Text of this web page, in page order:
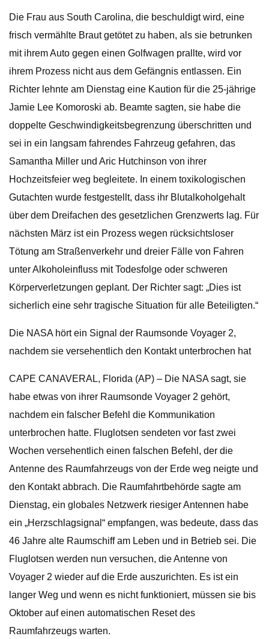
Die Frau aus South Carolina, die beschuldigt wird, eine
frisch vermählte Braut getötet zu haben, als sie betrunken
mit ihrem Auto gegen einen Golfwagen prallte, wird vor
ihrem Prozess nicht aus dem Gefängnis entlassen. Ein
Richter lehnte am Dienstag eine Kaution für die 25-jährige
Jamie Lee Komoroski ab. Beamte sagten, sie habe die
doppelte Geschwindigkeitsbegrenzung überschritten und
sei in ein langsam fahrendes Fahrzeug gefahren, das
Samantha Miller und Aric Hutchinson von ihrer
Hochzeitsfeier weg begleitete. In einem toxikologischen
Gutachten wurde festgestellt, dass ihr Blutalkoholgehalt
über dem Dreifachen des gesetzlichen Grenzwerts lag. Für
nächsten März ist ein Prozess wegen rücksichtsloser
Tötung am Straßenverkehr und dreier Fälle von Fahren
unter Alkoholeinfluss mit Todesfolge oder schweren
Körperverletzungen geplant. Der Richter sagt: „Dies ist
sicherlich eine sehr tragische Situation für alle Beteiligten.“
Die NASA hört ein Signal der Raumsonde Voyager 2,
nachdem sie versehentlich den Kontakt unterbrochen hat
CAPE CANAVERAL, Florida (AP) – Die NASA sagt, sie
habe etwas von ihrer Raumsonde Voyager 2 gehört,
nachdem ein falscher Befehl die Kommunikation
unterbrochen hatte. Fluglotsen sendeten vor fast zwei
Wochen versehentlich einen falschen Befehl, der die
Antenne des Raumfahrzeugs von der Erde weg neigte und
den Kontakt abbrach. Die Raumfahrtbehörde sagte am
Dienstag, ein globales Netzwerk riesiger Antennen habe
ein „Herzschlagsignal“ empfangen, was bedeute, dass das
46 Jahre alte Raumschiff am Leben und in Betrieb sei. Die
Fluglotsen werden nun versuchen, die Antenne von
Voyager 2 wieder auf die Erde auszurichten. Es ist ein
langer Weg und wenn es nicht funktioniert, müssen sie bis
Oktober auf einen automatischen Reset des
Raumfahrzeugs warten.